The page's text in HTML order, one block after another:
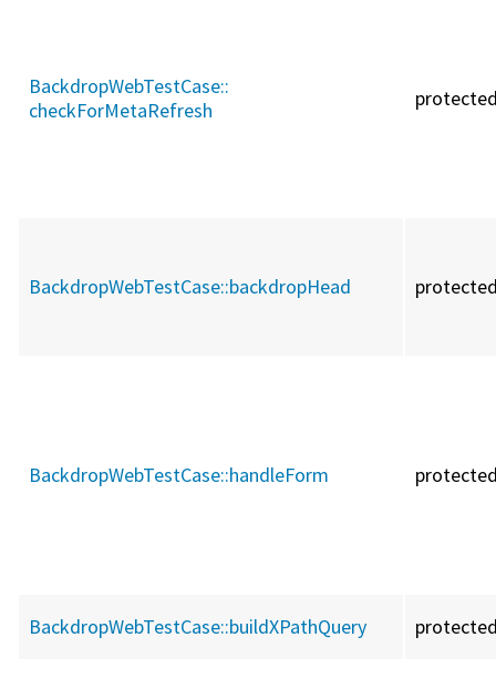
BackdropWebTestCase::
checkForMetaRefresh
BackdropWebTestCase::backdropHead
BackdropWebTestCase::handleForm
BackdropWebTestCase::buildXPathQuery